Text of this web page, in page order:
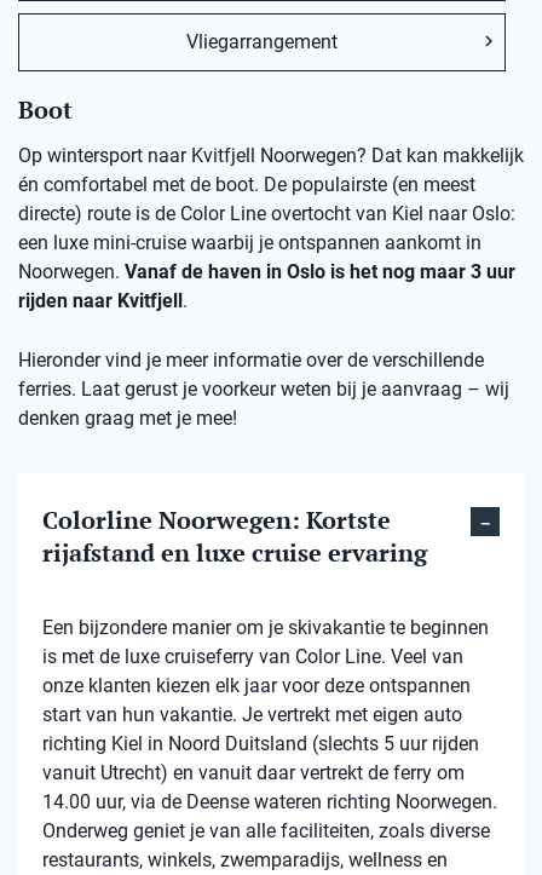
Vliegarrangement
Boot
Op wintersport naar Kvitfjell Noorwegen? Dat kan makkelijk
én comfortabel met de boot. De populairste (en meest
directe) route is de Color Line overtocht van Kiel naar Oslo:
een luxe mini-cruise waarbij je ontspannen aankomt in
Noorwegen. Vanaf de haven in Oslo is het nog maar 3 uur
rijden naar Kvitfjell.
Hieronder vind je meer informatie over de verschillende
ferries. Laat gerust je voorkeur weten bij je aanvraag – wij
denken graag met je mee!
Colorline Noorwegen: Kortste
rijafstand en luxe cruise ervaring
Een bijzondere manier om je skivakantie te beginnen
is met de luxe cruiseferry van Color Line. Veel van
onze klanten kiezen elk jaar voor deze ontspannen
start van hun vakantie. Je vertrekt met eigen auto
richting Kiel in Noord Duitsland (slechts 5 uur rijden
vanuit Utrecht) en vanuit daar vertrekt de ferry om
14.00 uur, via de Deense wateren richting Noorwegen.
Onderweg geniet je van alle faciliteiten, zoals diverse
restaurants, winkels, zwemparadijs, wellness en